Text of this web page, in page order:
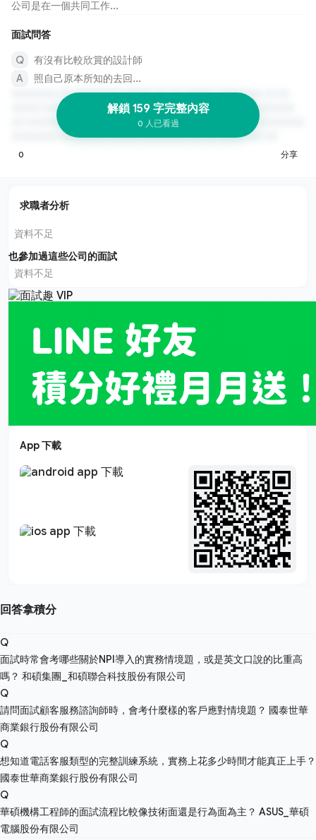
公司是在一個共同工作...
面試問答
有沒有比較欣賞的設計師
照自己原本所知的去回...
解鎖 159 字完整內容
0 人已看過
0 分享
求職者分析
資料不足
也參加過這些公司的面試
資料不足
App 下載
回答拿積分
Q
面試時常會考哪些關於NPI導入的實務情境題，或是英文口說的比重高
嗎？ 和碩集團_和碩聯合科技股份有限公司
Q
請問面試顧客服務諮詢師時，會考什麼樣的客戶應對情境題？ 國泰世華
商業銀行股份有限公司
Q
想知道電話客服類型的完整訓練系統，實務上花多少時間才能真正上手？
國泰世華商業銀行股份有限公司
Q
華碩機構工程師的面試流程比較像技術面還是行為面為主？ ASUS_華碩
電腦股份有限公司